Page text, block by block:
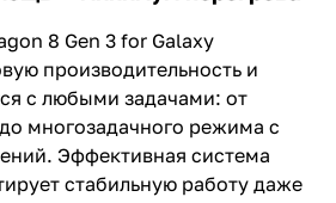
8 Gen 3 for Galaxy
производительность и
с любыми задачами: от
многозадачного режима с
Эффективная система
стабильную работу даже